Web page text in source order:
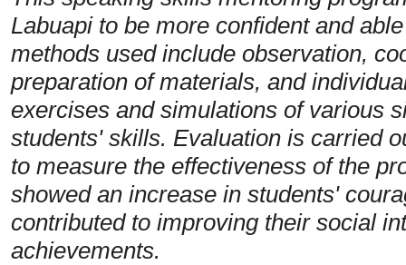
Labuapi to be more confident and
methods used include observation,
preparation of materials, and
exercises and simulations of various
students' skills. Evaluation is carried
to measure the effectiveness of the
showed an increase in students'
contributed to improving their social
achievements.